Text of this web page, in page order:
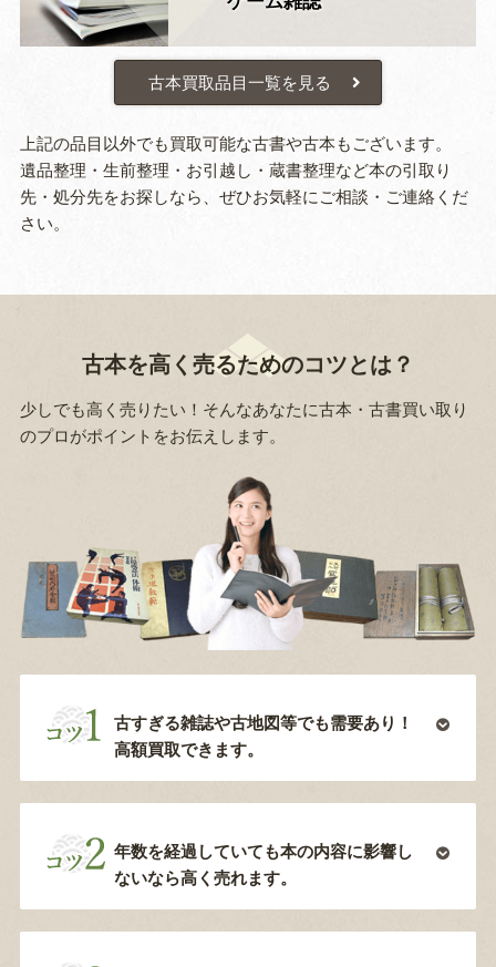
古本買取品目一覧を見る
上記の品目以外でも買取可能な古書や古本もございます。
遺品整理・生前整理・お引越し・蔵書整理など本の引取り
先・処分先をお探しなら、ぜひお気軽にご相談・ご連絡くだ
さい。
古本を高く売るためのコツとは？
少しでも高く売りたい！そんなあなたに古本・古書買い取り
のプロがポイントをお伝えします。
古すぎる雑誌や古地図等でも需要あり！
高額買取できます。
年数を経過していても本の内容に影響し
ないなら高く売れます。